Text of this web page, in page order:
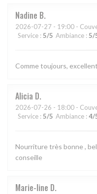
Nadine B
2026-07-27 - 19:00 -
Service : 5/5 Ambiance : 5/
Comme toujours,
Alicia D
2026-07-26 - 18:00 -
Service : 5/5 Ambiance : 4/
Nourriture très bonne ,
conseille
Marie-line D